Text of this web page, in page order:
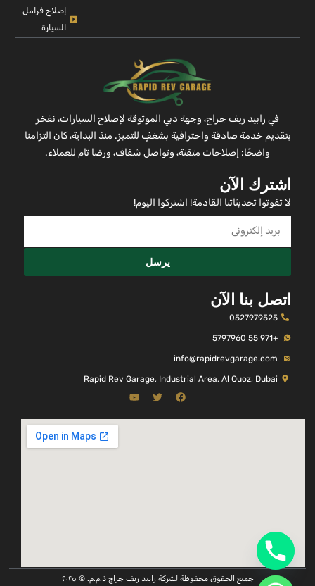
إصلاح فرامل
السيارة
في رابيد ريف جراج، وجهة دبي الموثوقة لإصلاح السيارات، نفخر
بتقديم خدمة صادقة واحترافية بشغفٍ للتميز. منذ البداية، كان التزامنا
واضحًا: إصلاحات متقنة، وتواصل شفاف، ورضا تام للعملاء.
اشترك الآن
لا تفوتوا تحديثاتنا القادمة! اشتركوا اليوم!
يرسل
اتصل بنا الآن
0527979525
+971 55 5797960
info@rapidrevgarage.com
Rapid Rev Garage, Industrial Area, Al Quoz, Dubai
جميع الحقوق محفوظة لشركة رابيد ريف جراج ذ.م.م. © ٢٠٢٥